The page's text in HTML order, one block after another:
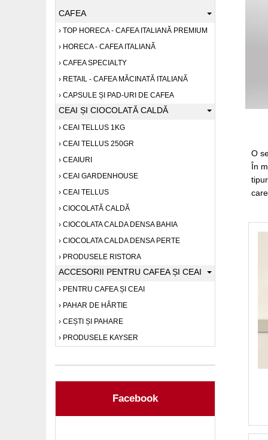
O
În
CAFEA
TOP HORECA - CAFEA ITALIANĂ PREMIUM
HORECA - CAFEA ITALIANĂ
CAFEA SPECIALTY
RETAIL - CAFEA MĂCINATĂ ITALIANĂ
CAPSULE ȘI PAD-URI DE CAFEA
CEAI ȘI CIOCOLATĂ CALDĂ
CEAI TELLUS 1KG
CEAI TELLUS 250GR
CEAIURI
CEAI GARDENHOUSE
CEAI TELLUS
CIOCOLATĂ CALDĂ
CIOCOLATA CALDA DENSA BAHIA
CIOCOLATA CALDA DENSA PERTE
PRODUSELE RISTORA
ACCESORII PENTRU CAFEA ȘI CEAI
PENTRU CAFEA ȘI CEAI
PAHAR DE HÂRTIE
CEȘTI ȘI PAHARE
PRODUSELE KAYSER
Facebook